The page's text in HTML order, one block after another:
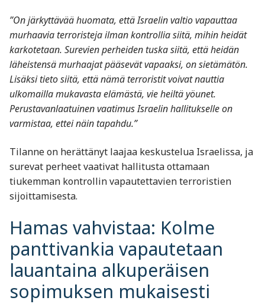
”On järkyttävää huomata, että Israelin valtio vapauttaa
murhaavia terroristeja ilman kontrollia siitä, mihin heidät
karkotetaan. Surevien perheiden tuska siitä, että heidän
läheistensä murhaajat pääsevät vapaaksi, on sietämätön.
Lisäksi tieto siitä, että nämä terroristit voivat nauttia
ulkomailla mukavasta elämästä, vie heiltä yöunet.
Perustavanlaatuinen vaatimus Israelin hallitukselle on
varmistaa, ettei näin tapahdu.”
Tilanne on herättänyt laajaa keskustelua Israelissa, ja
surevat perheet vaativat hallitusta ottamaan
tiukemman kontrollin vapautettavien terroristien
sijoittamisesta.
Hamas vahvistaa: Kolme
panttivankia vapautetaan
lauantaina alkuperäisen
sopimuksen mukaisesti